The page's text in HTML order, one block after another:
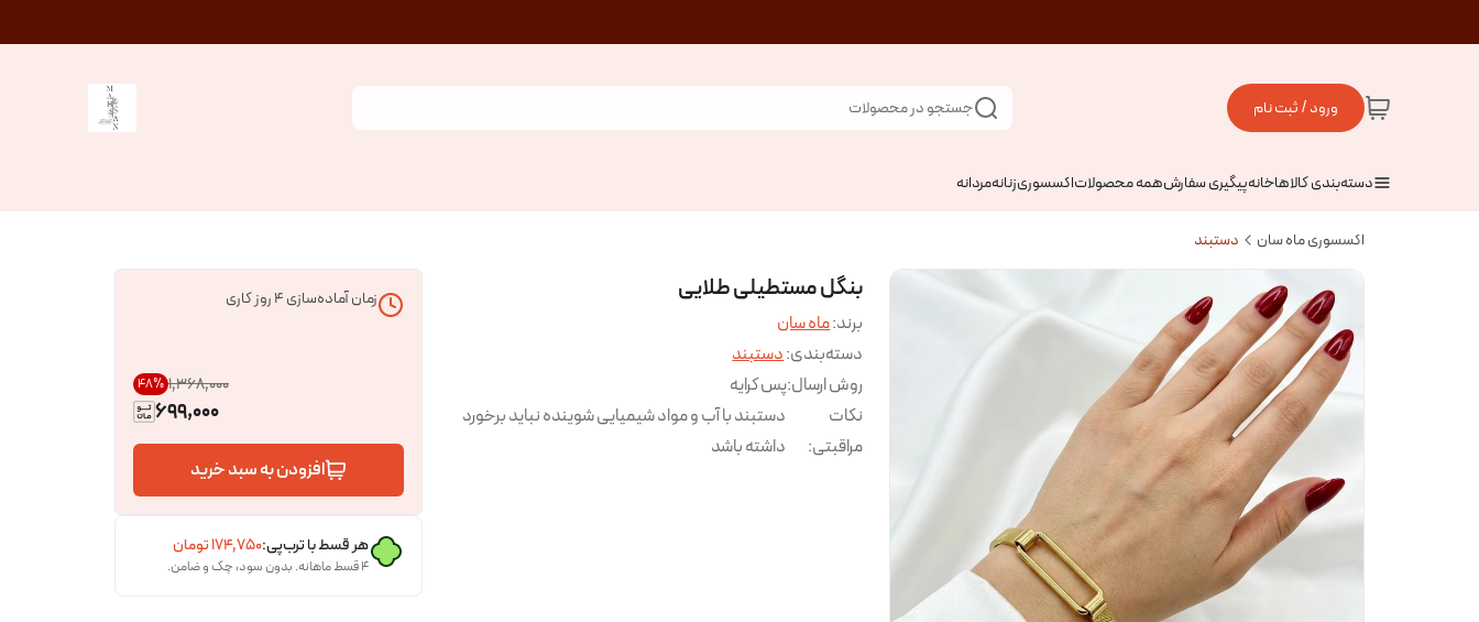
ورود / ثبت نام جستجو در محصولات
دسته‌بندی کالاهاخانهپیگیری سفارشهمه محصولاتاکسسوریزنانهمردانه
اکسسوری ماه سان دستبند
بنگل مستطیلی طلایی
برند:ماه سان
دسته‌بندی:دستبند
روش ارسال:پس کرایه
نکات
مراقبتی:
دستبند با آب و مواد شیمیایی شوینده نباید برخورد
داشته باشد
زمان آماده‌سازی4روز کاری
۱٬۳۶۸٬۰۰۰ 48%
699,000
افزودن به سبد خرید
هر قسط با ترب‌پی:۱۷۴٬۷۵۰تومان
۴ قسط ماهانه. بدون سود، چک و ضامن.